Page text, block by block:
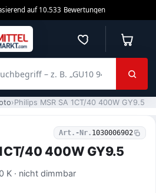
auf 10.533 Bewertungen
Merkzettel
Philips MSR SA 1CT/40 400W GY9.5
Art.-Nr. 1030006902
40 400W GY9.5
K · nicht dimmbar